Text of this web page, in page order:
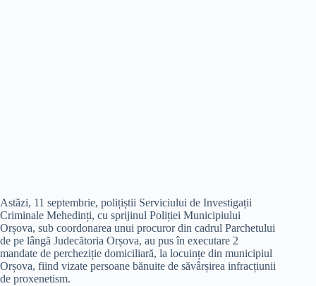
Astăzi, 11 septembrie, polițiștii Serviciului de Investigații
Criminale Mehedinți, cu sprijinul Poliției Municipiului
Orșova, sub coordonarea unui procuror din cadrul Parchetului
de pe lângă Judecătoria Orșova, au pus în executare 2
mandate de percheziție domiciliară, la locuințe din municipiul
Orșova, fiind vizate persoane bănuite de săvârșirea infracțiunii
de proxenetism.